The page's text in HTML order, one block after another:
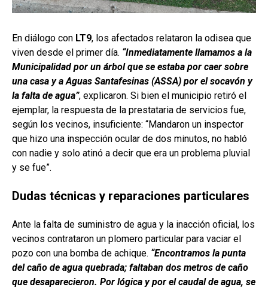
En diálogo con LT9, los afectados relataron la odisea que
viven desde el primer día. “Inmediatamente llamamos a la
Municipalidad por un árbol que se estaba por caer sobre
una casa y a Aguas Santafesinas (ASSA) por el socavón y
la falta de agua”, explicaron. Si bien el municipio retiró el
ejemplar, la respuesta de la prestataria de servicios fue,
según los vecinos, insuficiente: “Mandaron un inspector
que hizo una inspección ocular de dos minutos, no habló
con nadie y solo atinó a decir que era un problema pluvial
y se fue”.
Dudas técnicas y reparaciones particulares
Ante la falta de suministro de agua y la inacción oficial, los
vecinos contrataron un plomero particular para vaciar el
pozo con una bomba de achique. “Encontramos la punta
del caño de agua quebrada; faltaban dos metros de caño
que desaparecieron. Por lógica y por el caudal de agua, se